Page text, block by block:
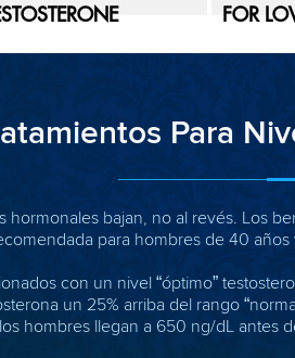
FOR
Para
bajan, no al revés. Los
para hombres de 40 años
con un nivel “óptimo”
un 25% arriba del rango
hombres llegan a 650 ng/dL antes